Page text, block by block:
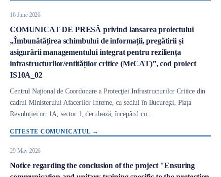
16 June 2026
COMUNICAT DE PRESĂ privind lansarea proiectului
„Îmbunătățirea schimbului de informații, pregătirii și
asigurării managementului integrat pentru reziliența
infrastructurilor/entităților critice (MeCAT)”, cod proiect
IS10A_02
Conținut
Centrul Național de Coordonare a Protecţiei Infrastructurilor Critice din
cadrul Ministerului Afacerilor Interne, cu sediul în București, Piața
Revoluției nr. 1A, sector 1, derulează, începând cu...
CITESTE COMUNICATUL →
29 May 2026
Notice regarding the conclusion of the project "Ensuring